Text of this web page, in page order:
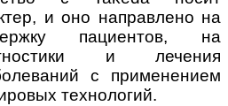
и оно направлено на
пациентов, на
и лечения
с применением
технологий.